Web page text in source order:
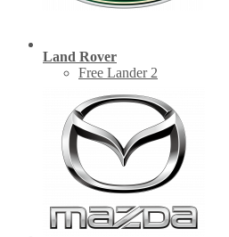
Land Rover
Free Lander 2